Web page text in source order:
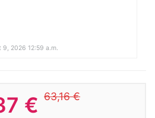
9, 2026 12:59 a.m.
€ 63,16 €